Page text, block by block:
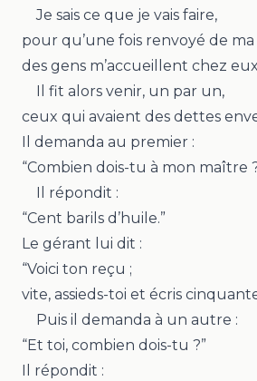
Je sais ce que je vais faire,
pour qu’une fois renvoyé de
des gens m’accueillent chez
Il fit alors venir, un par un,
ceux qui avaient des dettes
Il demanda au premier :
“Combien dois-tu à mon maître
Il répondit :
“Cent barils d’huile.”
Le gérant lui dit :
“Voici ton reçu ;
vite, assieds-toi et écris
Puis il demanda à un autre :
“Et toi, combien dois-tu ?”
Il répondit :